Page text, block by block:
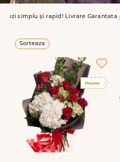
simplu și rapid! Livrare Garantata
Sorteaza